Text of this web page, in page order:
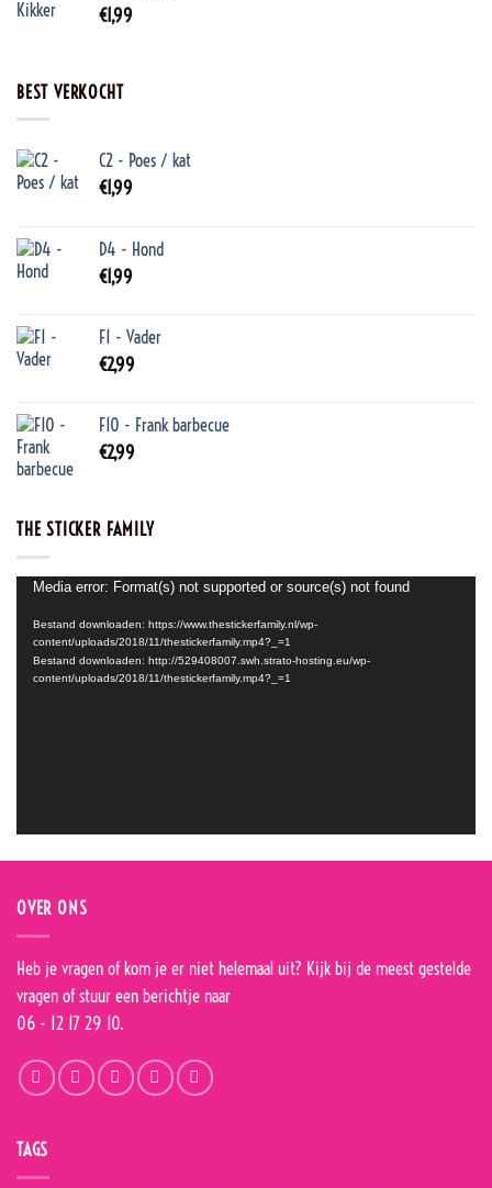
€1,99
BEST VERKOCHT
C2 - Poes / kat
€1,99
D4 - Hond
€1,99
F1 - Vader
€2,99
F10 - Frank barbecue
€2,99
THE STICKER FAMILY
Videospeler
Media error: Format(s) not supported or source(s) not found
Bestand downloaden: https://www.thestickerfamily.nl/wp-
content/uploads/2018/11/thestickerfamily.mp4?_=1
Bestand downloaden: http://529408007.swh.strato-hosting.eu/wp-
content/uploads/2018/11/thestickerfamily.mp4?_=1
OVER ONS
Heb je vragen of kom je er niet helemaal uit? Kijk bij de meest gestelde
vragen of stuur een berichtje naar
06 - 12 17 29 10.
TAGS